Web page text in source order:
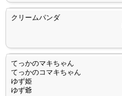
クリームパンダ
てっかのマキちゃん
てっかのコマキちゃん
ゆず姫
ゆず爺